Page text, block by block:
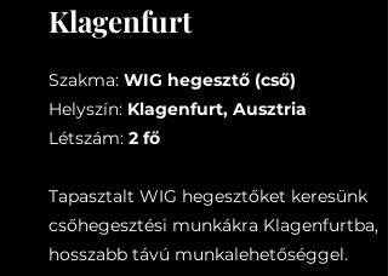
Klagenfurt
Szakma: WIG hegesztő (cső)
Helyszín: Klagenfurt, Ausztria
Létszám: 2 fő
Tapasztalt WIG hegesztőket keresünk
csőhegesztési munkákra Klagenfurtba,
hosszabb távú munkalehetőséggel.